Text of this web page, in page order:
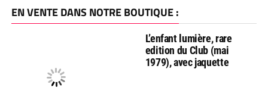
EN VENTE DANS NOTRE BOUTIQUE :
L’enfant lumière, rare
edition du Club (mai
1979), avec jaquette